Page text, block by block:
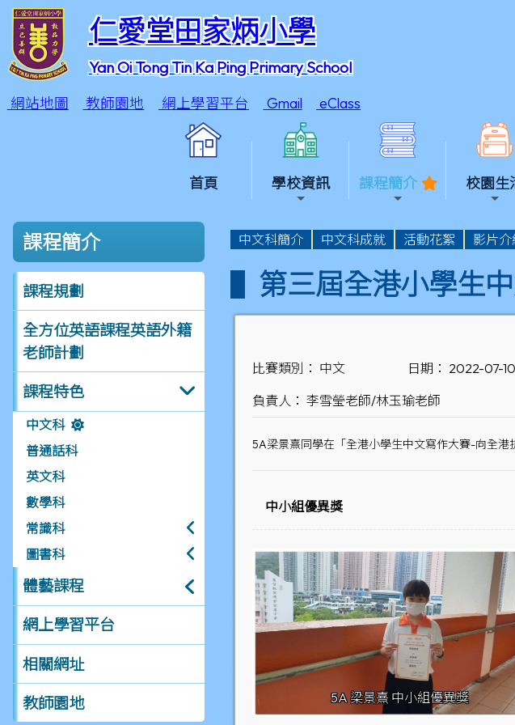
仁愛堂田家炳小學
Yan Oi Tong Tin Ka Ping Primary School
網站地圖 教師園地 網上學習平台 Gmail eClass
首頁 學校資訊 課程簡介 校園生
課程簡介
課程規劃
全方位英語課程英語外籍
老師計劃
課程特色
中文科
普通話科
英文科
數學科
常識科
圖書科
體藝課程
網上學習平台
相關網址
教師園地
中文科簡介 中文科成就 活動花絮 影片介
第三屆全港小學生
比賽類別： 中文 日期： 2022-07-
負責人： 李雪瑩老師/林玉瑜老師
5A梁景熹同學在「全港小學生中文寫作大賽-向全
中小組優異獎
5A 梁景熹 中小組優異獎